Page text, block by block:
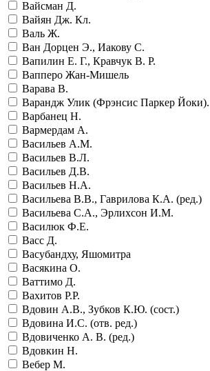
Вайсман Д.
Вайян Дж. Кл.
Валь Ж.
Ван Дорцен Э., Иакову С.
Вапилин Е. Г., Кравчук В. Р.
Вапперо Жан-Мишель
Варава В.
Варандж Улик (Фрэнсис Паркер Йоки).
Варбанец Н.
Вармердам А.
Васильев А.М.
Васильев В.Л.
Васильев Д.В.
Васильев Н.А.
Васильева В.В., Гаврилова К.А. (ред.)
Васильева С.А., Эрлихсон И.М.
Василюк Ф.Е.
Васс Д.
Васубандху, Яшомитра
Васякина О.
Ваттимо Д.
Вахитов Р.Р.
Вдовин А.В., Зубков К.Ю. (сост.)
Вдовина И.С. (отв. ред.)
Вдовиченко А. В. (ред.)
Вдовкин Н.
Вебер М.